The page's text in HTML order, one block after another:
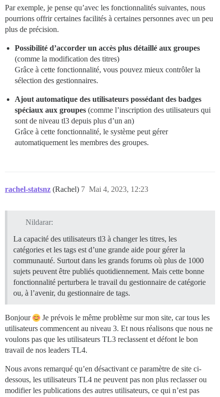
Par exemple, je pense qu’avec les fonctionnalités suivantes, nous
pourrions offrir certaines facilités à certaines personnes avec un peu
plus de précision.
Possibilité d’accorder un accès plus détaillé aux groupes
(comme la modification des titres)
Grâce à cette fonctionnalité, vous pouvez mieux contrôler la
sélection des gestionnaires.
Ajout automatique des utilisateurs possédant des badges
spéciaux aux groupes (comme l’inscription des utilisateurs qui
sont de niveau tl3 depuis plus d’un an)
Grâce à cette fonctionnalité, le système peut gérer
automatiquement les membres des groupes.
rachel-statsnz (Rachel) Mai 4, 2023, 12:23
7
Nildarar:
La capacité des utilisateurs tl3 à changer les titres, les
catégories et les tags est d’une grande aide pour gérer la
communauté. Surtout dans les grands forums où plus de 1000
sujets peuvent être publiés quotidiennement. Mais cette bonne
fonctionnalité perturbera le travail du gestionnaire de catégorie
ou, à l’avenir, du gestionnaire de tags.
Bonjour
Je prévois le même problème sur mon site, car tous les
utilisateurs commencent au niveau 3. Et nous réalisons que nous ne
voulons pas que les utilisateurs TL3 reclassent et défont le bon
travail de nos leaders TL4.
Nous avons remarqué qu’en désactivant ce paramètre de site ci-
dessous, les utilisateurs TL4 ne peuvent pas non plus reclasser ou
modifier les publications des autres utilisateurs, ce qui n’est pas